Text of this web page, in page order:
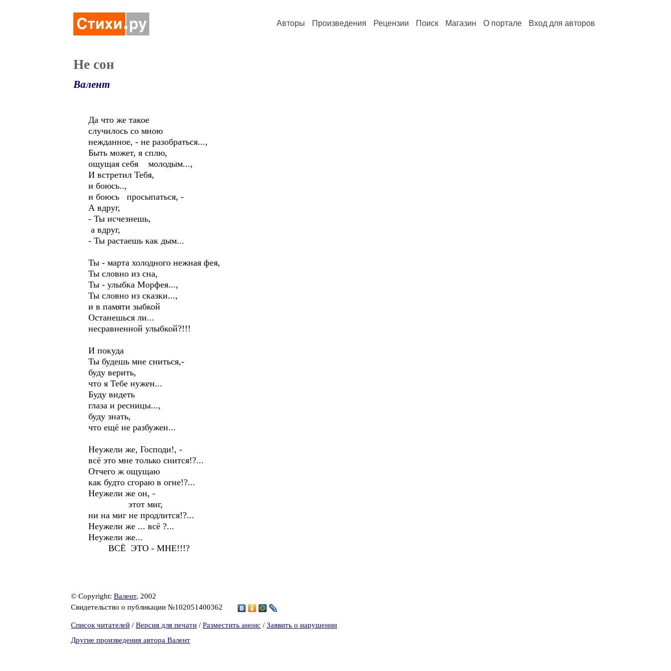
Авторы Произведения Рецензии Поиск Магазин О портале Вход для авторов
Не сон
Валент
Да что же такое
случилось со мною
нежданное, - не разобраться...,
Быть может, я сплю,
ощущая себя молодым...,
И встретил Тебя,
и боюсь..,
и боюсь просыпаться, -
А вдруг,
- Ты исчезнешь,
а вдруг,
- Ты растаешь как дым...
Ты - марта холодного нежная фея,
Ты словно из сна,
Ты - улыбка Морфея...,
Ты словно из сказки...,
и в памяти зыбкой
Останешься ли...
несравненной улыбкой?!!!
И покуда
Ты будешь мне сниться,-
буду верить,
что я Тебе нужен...
Буду видеть
глаза и ресницы...,
буду знать,
что ещё не разбужен...
Неужели же, Господи!, -
всё это мне только снится!?...
Отчего ж ощущаю
как будто сгораю в огне!?...
Неужели же он, -
этот миг,
ни на миг не продлится!?...
Неужели же ... всё ?...
Неужели же...
ВСЁ ЭТО - МНЕ!!!?
© Copyright: Валент, 2002
Свидетельство о публикации №102051400362
Список читателей / Версия для печати / Разместить анонс / Заявить о нарушении
Другие произведения автора Валент